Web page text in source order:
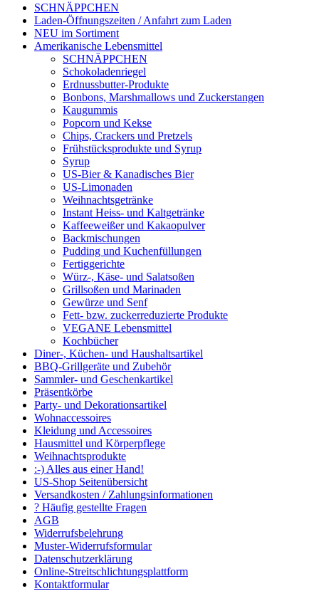
SCHNÄPPCHEN
Laden-Öffnungszeiten / Anfahrt zum Laden
NEU im Sortiment
Amerikanische Lebensmittel
SCHNÄPPCHEN
Schokoladenriegel
Erdnussbutter-Produkte
Bonbons, Marshmallows und Zuckerstangen
Kaugummis
Popcorn und Kekse
Chips, Crackers und Pretzels
Frühstücksprodukte und Syrup
Syrup
US-Bier & Kanadisches Bier
US-Limonaden
Weihnachtsgetränke
Instant Heiss- und Kaltgetränke
Kaffeeweißer und Kakaopulver
Backmischungen
Pudding und Kuchenfüllungen
Fertiggerichte
Würz-, Käse- und Salatsoßen
Grillsoßen und Marinaden
Gewürze und Senf
Fett- bzw. zuckerreduzierte Produkte
VEGANE Lebensmittel
Kochbücher
Diner-, Küchen- und Haushaltsartikel
BBQ-Grillgeräte und Zubehör
Sammler- und Geschenkartikel
Präsentkörbe
Party- und Dekorationsartikel
Wohnaccessoires
Kleidung und Accessoires
Hausmittel und Körperpflege
Weihnachtsprodukte
:-) Alles aus einer Hand!
US-Shop Seitenübersicht
Versandkosten / Zahlungsinformationen
? Häufig gestellte Fragen
AGB
Widerrufsbelehrung
Muster-Widerrufsformular
Datenschutzerklärung
Online-Streitschlichtungsplattform
Kontaktformular